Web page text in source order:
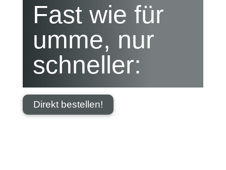
Fast wie für
umme, nur
schneller:
Direkt bestellen!